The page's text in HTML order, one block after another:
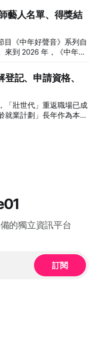
股、美股及基金的明星
定位與優勢港股中國移
配國企巨頭，現金流極
石油 (00883)能源藍籌
油價，
文為大家盤點 2026 年
較其利弊，並揭秘連登
最不留情面的毒舌評
開。以下是 2026 年最
元定期存款2.4% - 4.0%1
作的人⭐ (極低)美國國庫
不等懂得用美股 App、
存更高息的人⭐ (極低) 香港政府零售債券
藝人名單、得獎結
目《中年好聲音》系列自
來到 2026 年，《中年好
升級，參賽者的背景更
各行各業的隱世歌王，
了部分
的精華，這篇《中年好聲
盤點整季賽期、星級陣
討論區最地道的爆笑與
記、申請資格、
「壯世代」重返職場已成
就業計劃」長年作為本港
拆解 2026 年最新優化
在職培訓津貼），以抵銷
的獨立資訊平台
訂閱